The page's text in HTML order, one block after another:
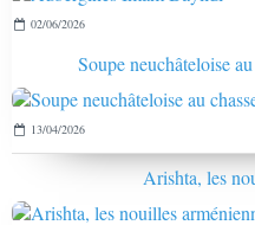
02/06/2026
Soupe neuchâteloise
13/04/2026
Arishta, les